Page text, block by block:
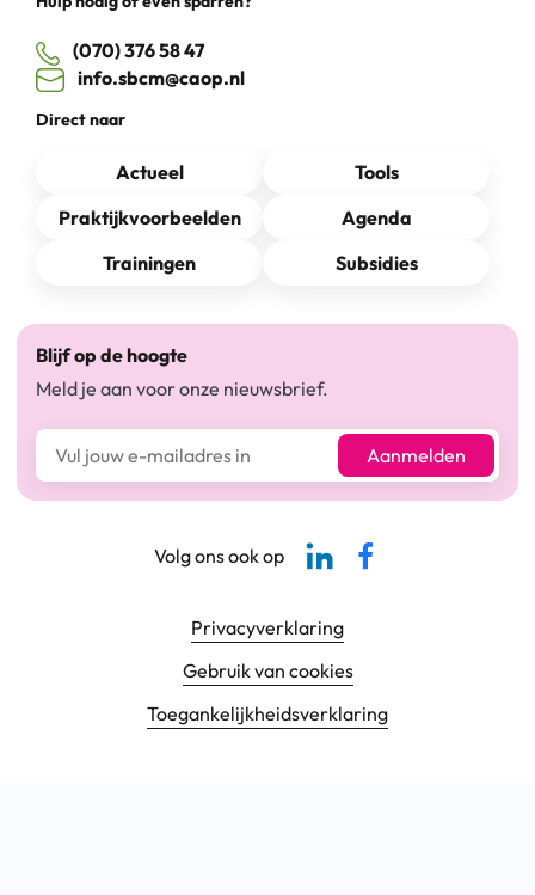
(070) 376 58 47
info.sbcm@caop.nl
Direct naar
Actueel
Tools
Praktijkvoorbeelden
Agenda
Trainingen
Subsidies
Blijf op de hoogte
Meld je aan voor onze nieuwsbrief.
E-mailadres* Aanmelden
Footer navigatie
Privacyverklaring
Gebruik van cookies
Toegankelijkheids­verklaring
Volg ons ook op
Linkedin-pagina SBCM
Facebook SBCM